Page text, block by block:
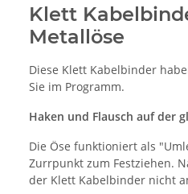
Klett
Metallöse
Diese Klett Kabelbinder
Sie im Programm.
Haken und Flausch auf der
Die Öse funktioniert als
Zurrpunkt zum Festziehen.
der Klett Kabelbinder nicht